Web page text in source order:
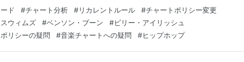
【ヒップホップの勢い後退】等を理由…
ド #チャート分析 #リカレントルール #チャートポリシー変更
ウィムズ #ベンソン・ブーン #ビリー・アイリッシュ
リシーの疑問 #音楽チャートへの疑問 #ヒップホップ